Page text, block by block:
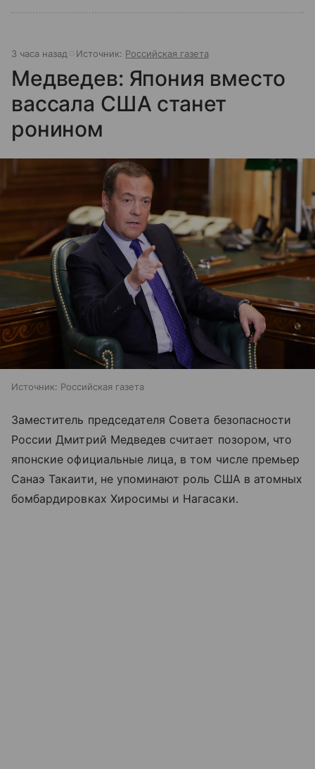
3 часа назад Источник: Российская газета
Медведев: Япония вместо
вассала США станет
ронином
Источник: Российская газета
Заместитель председателя Совета безопасности
России Дмитрий Медведев считает позором, что
японские официальные лица, в том числе премьер
Санаэ Такаити, не упоминают роль США в атомных
бомбардировках Хиросимы и Нагасаки.